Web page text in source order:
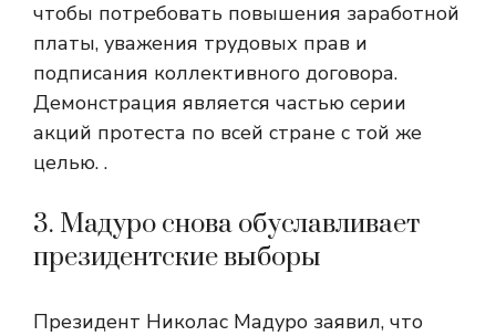
чтобы потребовать повышения заработной
платы, уважения трудовых прав и
подписания коллективного договора.
Демонстрация является частью серии
акций протеста по всей стране с той же
целью. .
3. Мадуро снова обуславливает
президентские выборы
Президент Николас Мадуро заявил, что